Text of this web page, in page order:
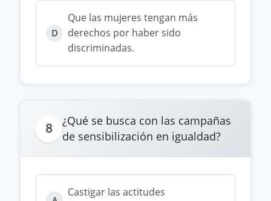
D
Que las mujeres tengan más
derechos por haber sido
discriminadas.
8
¿Qué se busca con las campañas
de sensibilización en igualdad?
Castigar las actitudes